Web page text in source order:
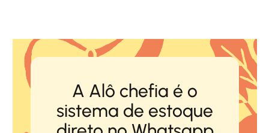
A Alô chefia é o
sistema de estoque